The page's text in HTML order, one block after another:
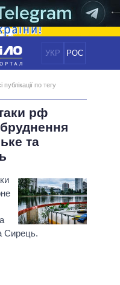
УКР РОС
публікації по тегу
рф
та
Сирець.